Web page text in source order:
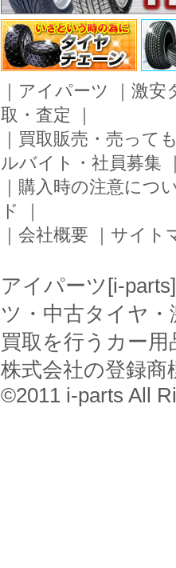
｜ アイパーツ ｜ 激安
取・査定 ｜
｜ 買取販売・売って
ルバイト・社員募集
｜ 購入時の注意につ
ド
｜
｜ 会社概要 ｜ サイト
アイパーツ[i-
ツ・中古タイヤ
買取を行うカー
株式会社の登録商
©2011 i-parts All